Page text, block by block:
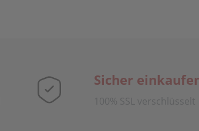
Sicher
100% SSL verschlüsselt